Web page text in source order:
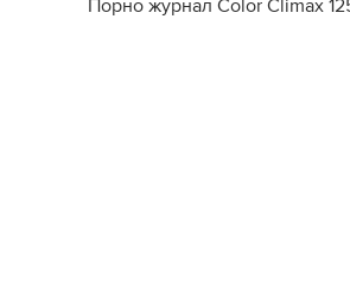
Порно журнал Color Climax